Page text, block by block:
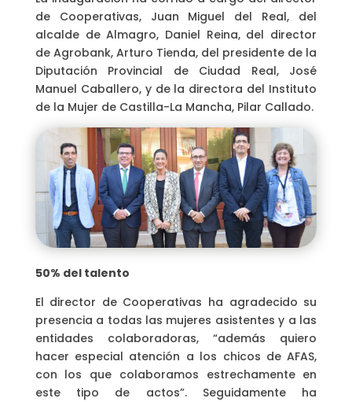
de Cooperativas, Juan Miguel del Real, del
alcalde de Almagro, Daniel Reina, del director
de Agrobank, Arturo Tienda, del presidente de la
Diputación Provincial de Ciudad Real, José
Manuel Caballero, y de la directora del Instituto
de la Mujer de Castilla-La Mancha, Pilar Callado.
50% del talento
El director de Cooperativas ha agradecido su
presencia a todas las mujeres asistentes y a las
entidades colaboradoras, “además quiero
hacer especial atención a los chicos de AFAS,
con los que colaboramos estrechamente en
este tipo de actos”. Seguidamente ha